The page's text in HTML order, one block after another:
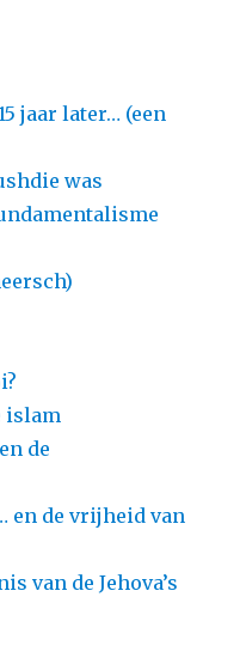
jaar later… (een
was
islam
de
en de vrijheid van
van de Jehova’s